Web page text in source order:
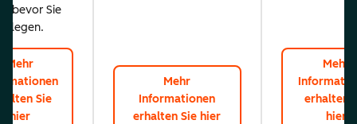
bevor Sie
Mehr
Sie
hier
Mehr
Informationen
erhalten Sie hier
Mehr
erhalten
hier